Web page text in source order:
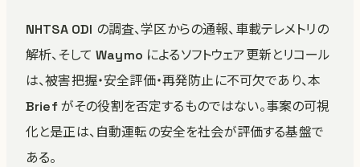
NHTSA ODI の調査、学区からの通報、車載テレメトリの
解析、そして Waymo によるソフトウェア更新とリコール
は、被害把握・安全評価・再発防止に不可欠であり、本
Brief がその役割を否定するものではない。事案の可視
化と是正は、自動運転の安全を社会が評価する基盤で
ある。